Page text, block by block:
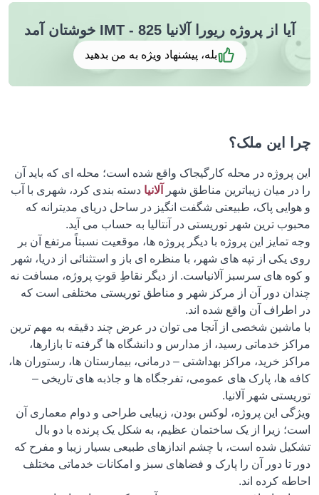
آیا از پروژه ریورا آلانیا IMT - 825 خوشتان آمد
بله، پیشنهاد ویژه به من بدهید
چرا این ملک؟
این پروژه در محله کارگیجاک واقع شده است؛ محله ای که باید آن
را در میان زیباترین مناطق شهر
آلانیا دسته بندی کرد، شهری با آب
و هوایی پاک، طبیعتی شگفت انگیز در ساحل دریای مدیترانه که
محبوب ترین شهر توریستی در آنتالیا به حساب می آید.
وجه تمایز این پروژه با دیگر پروژه ها، موقعیت نسبتاً مرتفع آن بر
روی یکی از تپه های شهر، با منظره ای باز و استثنائی از دریا، شهر
و کوه های سرسبز آلانیاست. از دیگر نقاطِ قوتِ پروژه، مسافت نه
چندان دور آن از مرکز شهر و مناطق توریستی مختلفی است که
در اطراف آن واقع شده اند.
با ماشین شخصی از آنجا می توان در عرض چند دقیقه به مهم ترین
مراکز خدماتی رسید، از مدارس و دانشگاه ها گرفته تا بازارها،
مراکز خرید، مراکز بهداشتی – درمانی، بیمارستان ها، رستوران ها،
کافه ها، پارک های عمومی، تفرجگاه ها و جاذبه های تاریخی –
توریستی شهر آلانیا.
ویژگی این پروژه، لوکس بودن، زیبایی طراحی و دوام معماری آن
است؛ زیرا از یک ساختمان عظیم، به شکل یک پرنده با دو بال
تشکیل شده است، با چشم اندازهای طبیعی بسیار زیبا و مفرح که
دور تا دور آن را پارک و فضاهای سبز و امکانات خدماتی مختلف
احاطه کرده اند.